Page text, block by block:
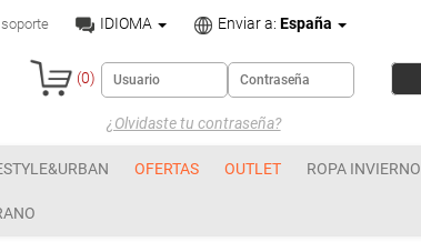
IDIOMA Enviar a: España
(0)
¿Olvidaste tu contraseña?
OFERTAS OUTLET ROPA INVIERNO